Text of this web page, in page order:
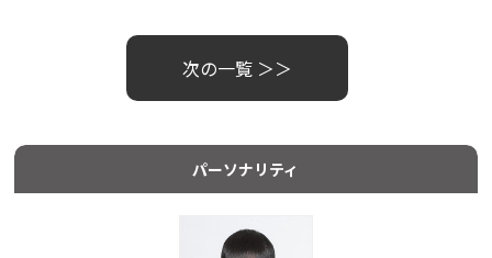
次の一覧 ＞＞
パーソナリティ